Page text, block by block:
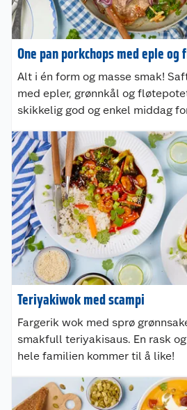
One pan porkchops med eple
Alt i én form og masse smak!
med epler, grønnkål og
skikkelig god og enkel middag
Teriyakiwok med scampi
Fargerik wok med sprø
smakfull teriyakisaus. En rask
hele familien kommer til å like!
Om oss
Kontakt oss